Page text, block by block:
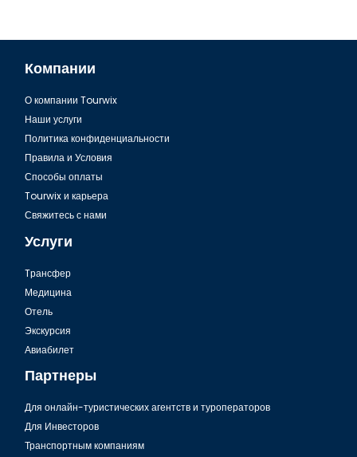
Трансфер из Аэропорта Анталии в Белек
Компании
О компании Tourwix
Наши услуги
Политика конфиденциальности
Правила и Условия
Способы оплаты
Tourwix и карьера
Свяжитесь с нами
Услуги
Tрансфер
Медицина
Отель
Экскурсия
Авиабилет
Партнеры
Для онлайн-туристических агентств и туроператоров
Для Инвесторов
Транспортным компаниям